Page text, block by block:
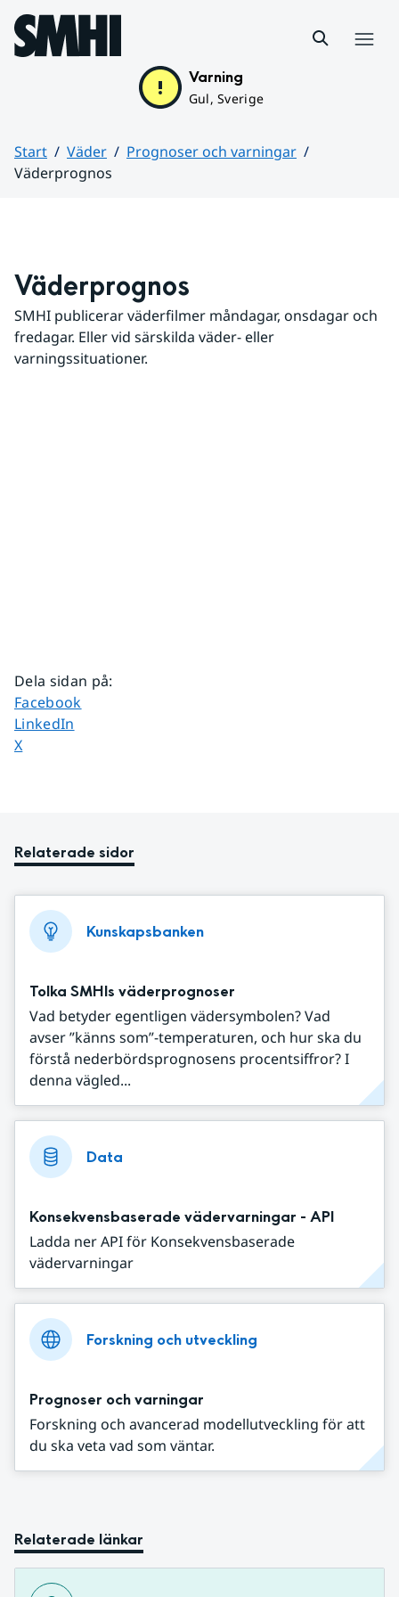
Hoppa till sidans innehåll
Varning
Gul, Sverige
Start Väder
Prognoser och varningar
Väderprognos
Väderprognos
SMHI publicerar väderfilmer måndagar, onsdagar och
fredagar. Eller vid särskilda väder- eller
varningssituationer.
Dela sidan på:
Dela sidan på
Facebook
Dela sidan på
LinkedIn
Dela sidan på
X
Relaterade sidor
Kunskapsbanken
Tolka SMHIs väderprognoser
Vad betyder egentligen vädersymbolen? Vad
avser ”känns som”-temperaturen, och hur ska du
förstå nederbördsprognosens procentsiffror? I
denna vägled...
Data
Konsekvensbaserade vädervarningar - API
Ladda ner API för Konsekvensbaserade
vädervarningar
Forskning och utveckling
Prognoser och varningar
Forskning och avancerad modellutveckling för att
du ska veta vad som väntar.
Relaterade länkar